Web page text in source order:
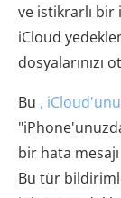
ve istikrarlı bir
iCloud
dosyalarınızı
Bu ,
bir hata
Bu tür